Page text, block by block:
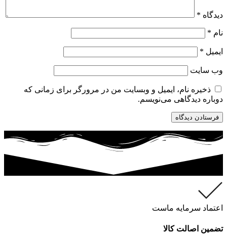
دیدگاه *
نام *
ایمیل *
وب‌ سایت
ذخیره نام، ایمیل و وبسایت من در مرورگر برای زمانی که
دوباره دیدگاهی می‌نویسم.
اعتماد سرمایه ماست
تضمین اصالت کالا